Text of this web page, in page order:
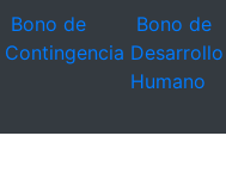
Bono de
Contingencia
Bono de
Desarrollo
Humano